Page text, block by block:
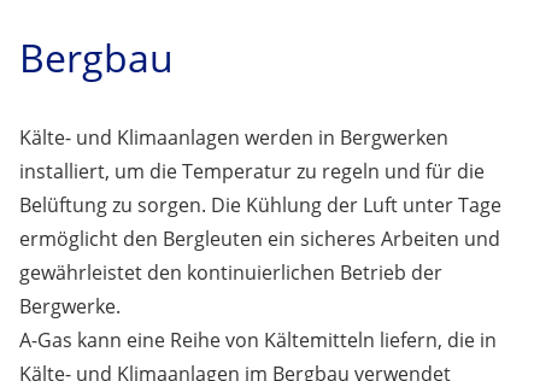
Bergbau
Kälte- und Klimaanlagen werden in Bergwerken
installiert, um die Temperatur zu regeln und für die
Belüftung zu sorgen. Die Kühlung der Luft unter Tage
ermöglicht den Bergleuten ein sicheres Arbeiten und
gewährleistet den kontinuierlichen Betrieb der
Bergwerke.
A-Gas kann eine Reihe von Kältemitteln liefern, die in
Kälte- und Klimaanlagen im Bergbau verwendet